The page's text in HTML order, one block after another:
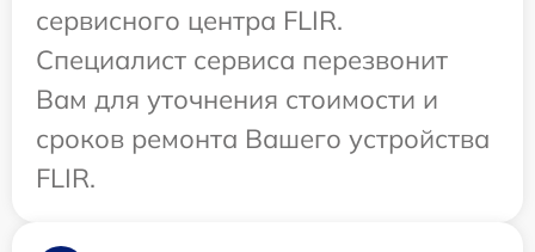
сервисного центра FLIR.
Специалист сервиса перезвонит
Вам для уточнения стоимости и
сроков ремонта Вашего устройства
FLIR.